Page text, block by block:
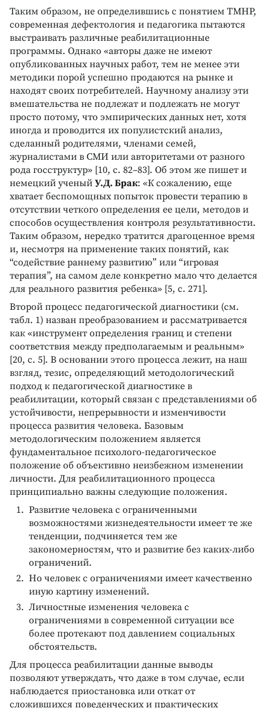
Таким образом, не определившись с понятием ТМНР,
современная дефектология и педагогика пытаются
выстраивать различные реабилитационные
программы. Однако «авторы даже не имеют
опубликованных научных работ, тем не менее эти
методики порой успешно продаются на рынке и
находят своих потребителей. Научному анализу эти
вмешательства не подлежат и подлежать не могут
просто потому, что эмпирических данных нет, хотя
иногда и проводится их популистский анализ,
сделанный родителями, членами семей,
журналистами в СМИ или авторитетами от разного
рода госструктур» [10, с. 82–83]. Об этом же пишет и
немецкий ученый У.Д. Брак: «К сожалению, еще
хватает беспомощных попыток провести терапию в
отсутствии четкого определения ее цели, методов и
способов осуществления контроля результативности.
Таким образом, нередко тратится драгоценное время
и, несмотря на применение таких понятий, как
“содействие раннему развитию” или “игровая
терапия”, на самом деле конкретно мало что делается
для реального развития ребенка» [5, с. 271].
Второй процесс педагогической диагностики (см.
табл. 1) назван преобразованием и рассматривается
как «инструмент определения границ и степени
соответствия между предполагаемым и реальным»
[20, с. 5]. В основании этого процесса лежит, на наш
взгляд, тезис, определяющий методологический
подход к педагогической диагностике в
реабилитации, который связан с представлениями об
устойчивости, непрерывности и изменчивости
процесса развития человека. Базовым
методологическим положением является
фундаментальное психолого-педагогическое
положение об объективно неизбежном изменении
личности. Для реабилитационного процесса
принципиально важны следующие положения.
Развитие человека с ограниченными
возможностями жизнедеятельности имеет те же
тенденции, подчиняется тем же
закономерностям, что и развитие без каких-либо
ограничений.
Но человек с ограничениями имеет качественно
иную картину изменений.
Личностные изменения человека с
ограничениями в современной ситуации все
более протекают под давлением социальных
обстоятельств.
Для процесса реабилитации данные выводы
позволяют утверждать, что даже в том случае, если
наблюдается приостановка или откат от
сложившихся поведенческих и практических